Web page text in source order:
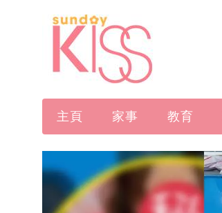
主頁 家事 教育